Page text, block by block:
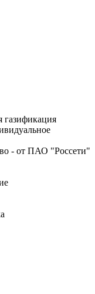
газификация
- от ПАО "Россети"